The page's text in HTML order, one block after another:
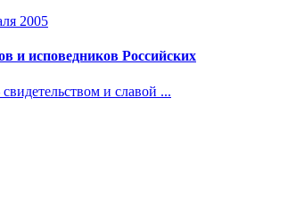
2005
и исповедников Российских
и славой ...